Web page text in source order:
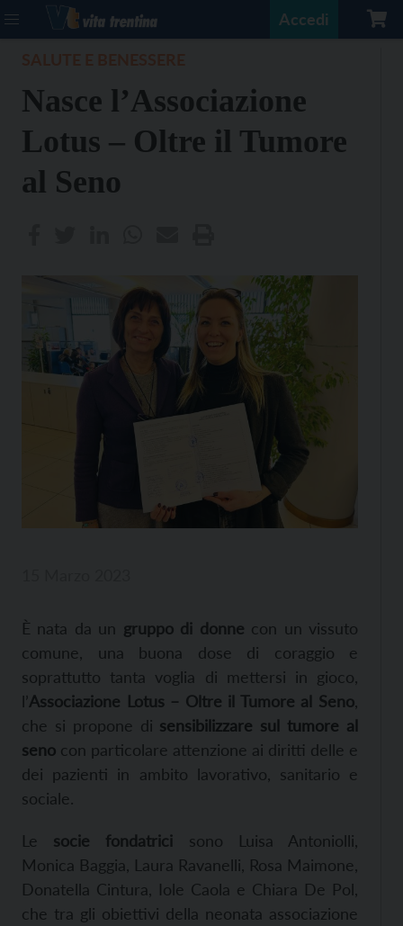
Accedi
Nasce l’Associazione
Lotus – Oltre il Tumore
al Seno
È nata da un gruppo di donne con un vissuto
comune, una buona dose di coraggio e
soprattutto tanta voglia di mettersi in gioco,
l’Associazione Lotus – Oltre il Tumore al Seno
che si propone di sensibilizzare sul tumore al
seno con particolare attenzione ai diritti delle e
dei pazienti in ambito lavorativo, sanitario e
sociale.
Le socie fondatrici sono Luisa Antoniolli,
Monica Baggia, Laura Ravanelli, Rosa Maimone,
Donatella Cintura, Iole Caola e Chiara De Pol,
che tra gli obiettivi della neonata associazione